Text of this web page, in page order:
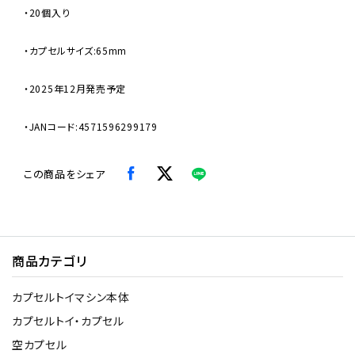
・20個入り
・カプセルサイズ:65mm
・2025年12月発売予定
・JANコード:4571596299179
この商品をシェア
商品カテゴリ
カプセルトイマシン本体
カプセルトイ・カプセル
空カプセル